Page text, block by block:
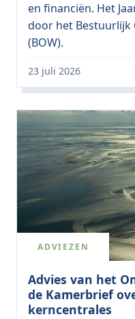
en financiën. Het
door het Bestuurlijk
(BOW).
23 juli 2026
ADVIEZEN
Advies van het
de Kamerbrief
kerncentrales